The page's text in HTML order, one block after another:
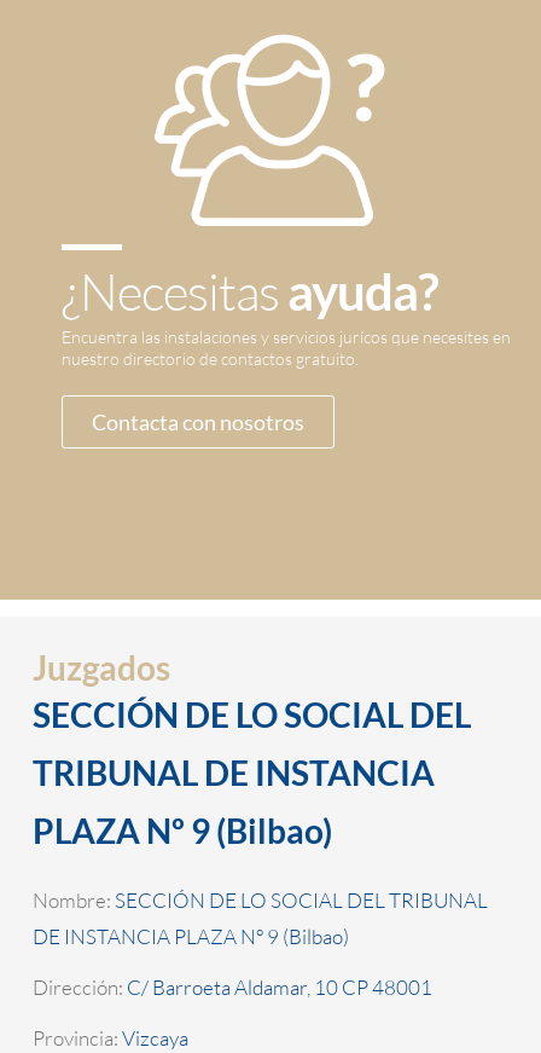
¿Necesitasayuda?
Encuentra las instalaciones y servicios jurícos que necesites en
nuestro directorio de contactos gratuito.
Contacta con nosotros
Juzgados
SECCIÓN DE LO SOCIAL DEL
TRIBUNAL DE INSTANCIA
PLAZA Nº 9 (Bilbao)
Nombre: SECCIÓN DE LO SOCIAL DEL TRIBUNAL
DE INSTANCIA PLAZA Nº 9 (Bilbao)
Dirección: C/ Barroeta Aldamar, 10 CP 48001
Provincia:Vizcaya